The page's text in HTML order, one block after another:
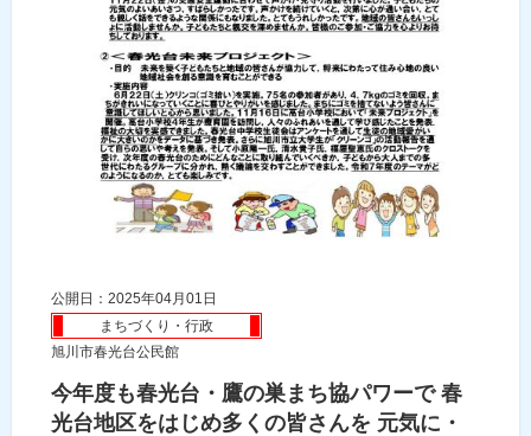
公開日：2025年04月01日
まちづくり・行政
旭川市春光台公民館
今年度も春光台・鷹の巣まち協パワーで 春
光台地区をはじめ多くの皆さんを 元気に・